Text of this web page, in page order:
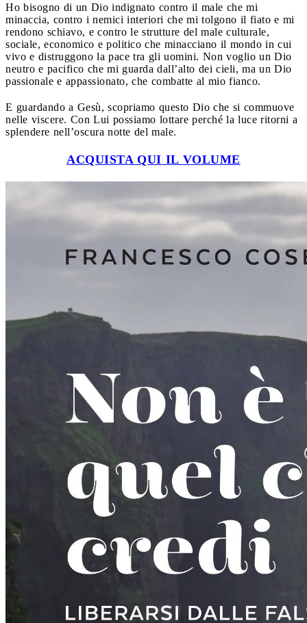
Ho bisogno di un Dio indignato contro il male che mi
minaccia, contro i nemici interiori che mi tolgono il fiato e mi
rendono schiavo, e contro le strutture del male culturale,
sociale, economico e politico che minacciano il mondo in cui
vivo e distruggono la pace tra gli uomini. Non voglio un Dio
neutro e pacifico che mi guarda dall’alto dei cieli, ma un Dio
passionale e appassionato, che combatte al mio fianco.
E guardando a Gesù, scopriamo questo Dio che si commuove
nelle viscere. Con Lui possiamo lottare perché la luce ritorni a
splendere nell’oscura notte del male.
ACQUISTA QUI IL VOLUME